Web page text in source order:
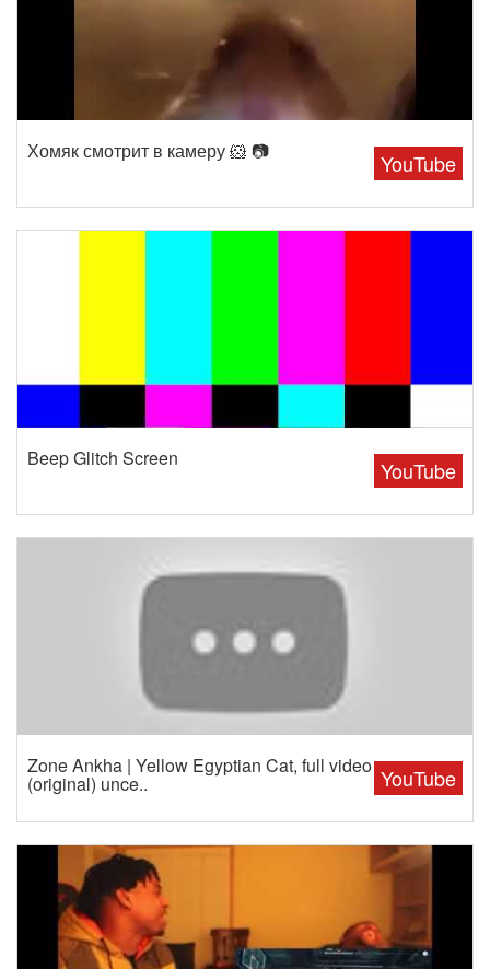
YouTube
Хомяк смотрит в камеру 🐹 📷
YouTube
Beep Glitch Screen
YouTube
Zone Ankha | Yellow Egyptian Cat, full video
(original) unce..